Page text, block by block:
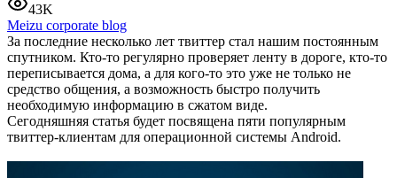
43K
Meizu corporate blog
За последние несколько лет твиттер стал нашим постоянным
спутником. Кто-то регулярно проверяет ленту в дороге, кто-то
переписывается дома, а для кого-то это уже не только не
средство общения, а возможность быстро получить
необходимую информацию в сжатом виде.
Сегодняшняя статья будет посвящена пяти популярным
твиттер-клиентам для операционной системы Android.